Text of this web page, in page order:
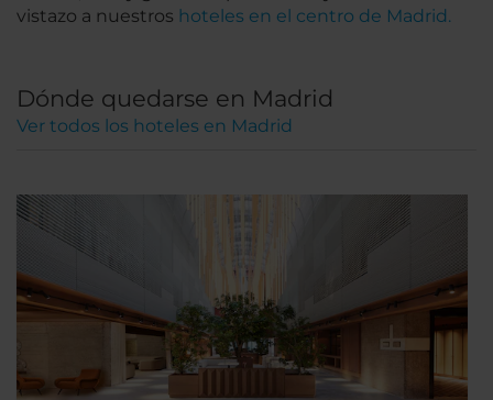
vistazo a nuestros hoteles en el centro de Madrid.
Dónde quedarse en Madrid
Ver todos los hoteles en Madrid